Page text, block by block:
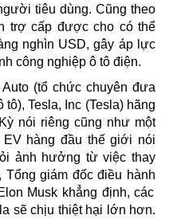
tiêu dùng. Cũng theo
trợ cấp được cho có thể
nghìn USD, gây áp lực
công nghiệp ô tô điện.
(tổ chức chuyên đưa
tô), Tesla, Inc (Tesla)hãng
nói riêng cũng như một
hàng đầu thế giới nói
ảnh hưởng từ việc thay
Tổng giám đốc điều hành
Musk khẳng định, các
sẽ chịu thiệt hại lớn hơn.